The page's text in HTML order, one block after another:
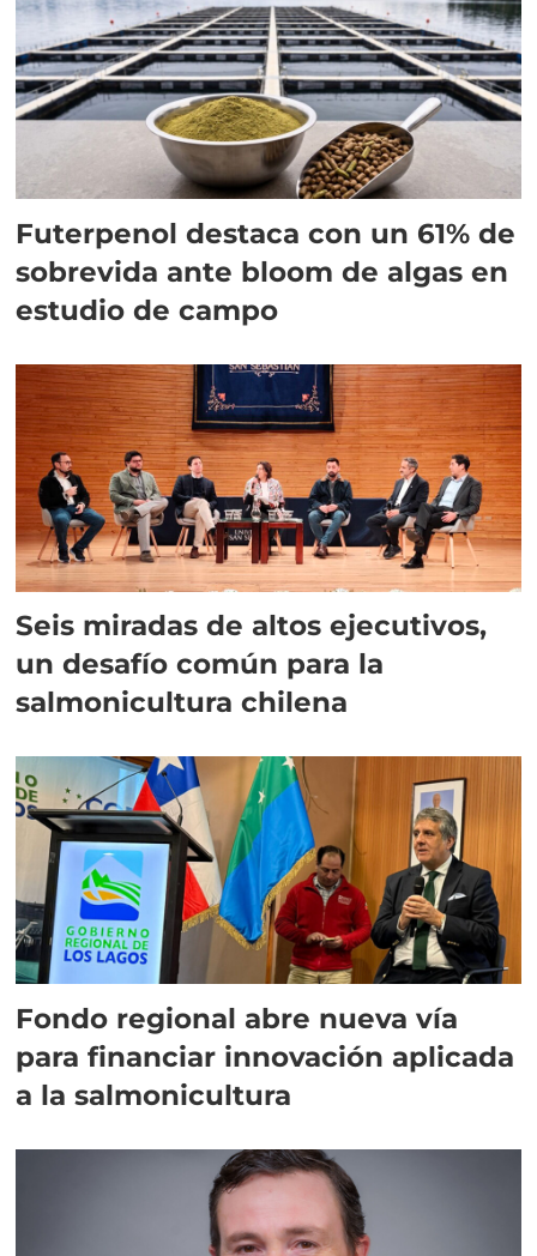
Futerpenol destaca con un 61% de
sobrevida ante bloom de algas en
estudio de campo
Seis miradas de altos ejecutivos,
un desafío común para la
salmonicultura chilena
Fondo regional abre nueva vía
para financiar innovación aplicada
a la salmonicultura